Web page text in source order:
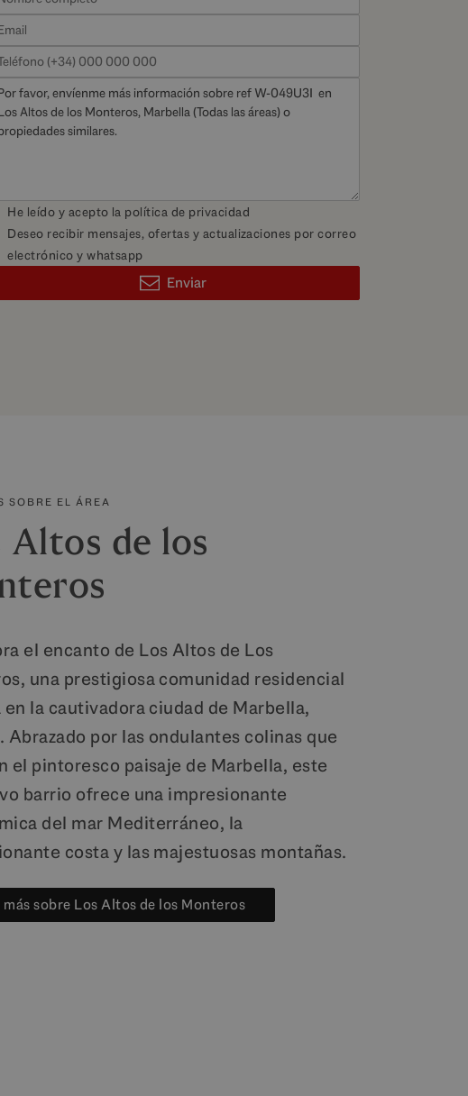
He leído y acepto la política de privacidad
Deseo recibir mensajes, ofertas y actualizaciones por correo
electrónico y whatsapp
Enviar
SOBRE EL ÁREA
Altos de los
el encanto de Los Altos de Los
una prestigiosa comunidad residencial
la cautivadora ciudad de Marbella,
Abrazado por las ondulantes colinas que
el pintoresco paisaje de Marbella, este
barrio ofrece una impresionante
del mar Mediterráneo, la
costa y las majestuosas montañas.
más sobre Los Altos de los Monteros